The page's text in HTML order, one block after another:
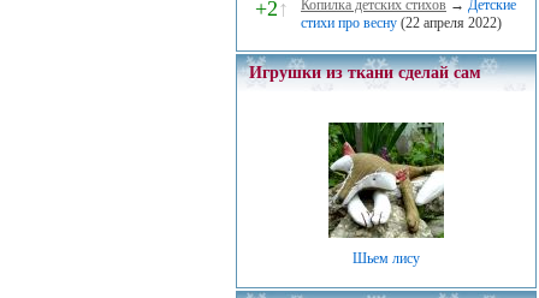
+2↑ Копилка детских стихов → Детские
стихи про весну (22 апреля 2022)
Игрушки из ткани сделай сам
Шьем лису